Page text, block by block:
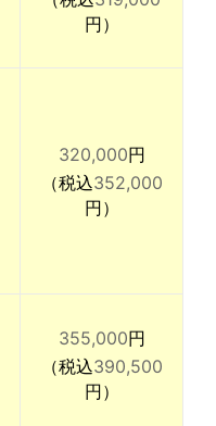
円）
320,000円
（税込352,000
円）
355,000円
（税込390,500
円）